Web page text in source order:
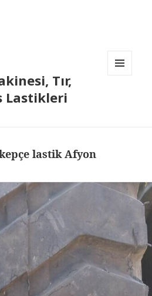
Tır,
Lastikleri
lastik Afyon